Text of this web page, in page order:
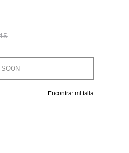
SOON
Encontrar mi talla